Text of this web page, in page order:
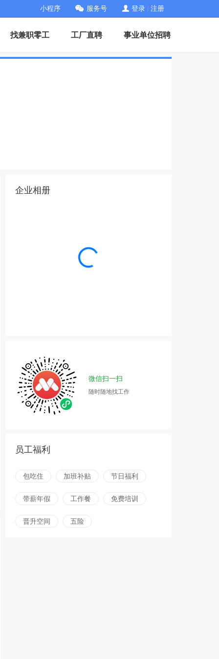
小程序 服务号 登录 注册
找兼职零工 工厂直聘 事业单位招聘
企业相册
微信扫一扫
随时随地找工作
员工福利
包吃住 加班补贴 节日福利
带薪年假 工作餐 免费培训
晋升空间 五险